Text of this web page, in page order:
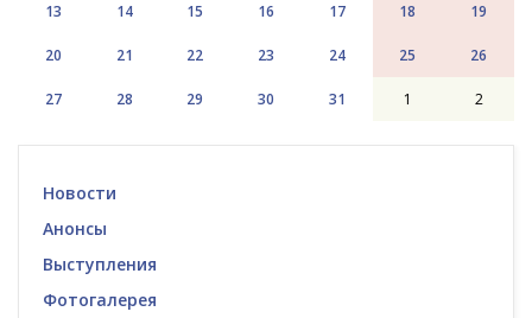
13 14 15 16 17 18 19
20 21 22 23 24 25 26
27 28 29 30 31 1 2
Новости
Анонсы
Выступления
Фотогалерея